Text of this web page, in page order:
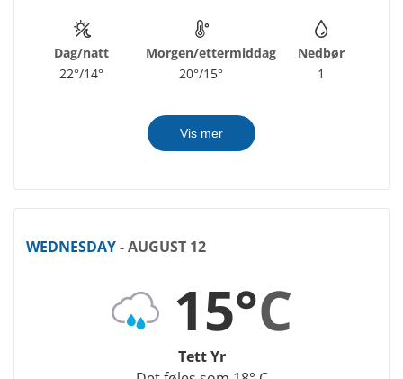
Dag/natt
22°/14°
Morgen/ettermiddag
20°/15°
Nedbør
1
Vis mer
WEDNESDAY- AUGUST 12
15°C
Tett Yr